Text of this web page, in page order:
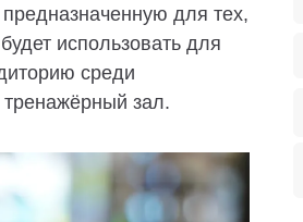
для тех,
использовать для
среди
зал.